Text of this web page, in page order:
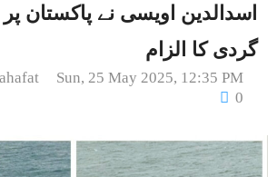
اسدالدین اویسی نے پاکستان
گردی کا الزام
Sun, 25 May 2025, 12:35 PM
0